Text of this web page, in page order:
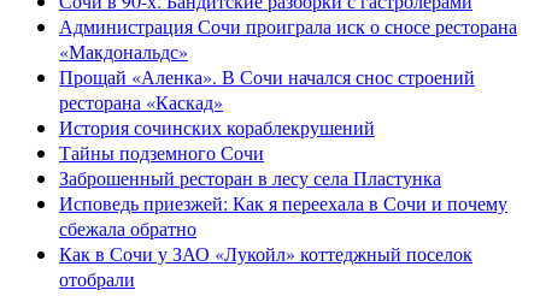
Администрация Сочи проиграла иск о сносе ресторана
«Макдональдс»
Прощай «Аленка». В Сочи начался снос строений
ресторана «Каскад»
История сочинских кораблекрушений
Тайны подземного Сочи
Заброшенный ресторан в лесу села Пластунка
Исповедь приезжей: Как я переехала в Сочи и почему
сбежала обратно
Как в Сочи у ЗАО «Лукойл» коттеджный поселок
отобрали